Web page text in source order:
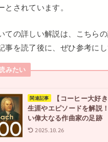
とされています。
ての詳しい解説は、こちら
事を読了後に、ぜひ参考に
みたい
関連記事
【コーヒー大好
生涯やエピソードを解説
い偉大なる作曲家の足跡
2025.10.26